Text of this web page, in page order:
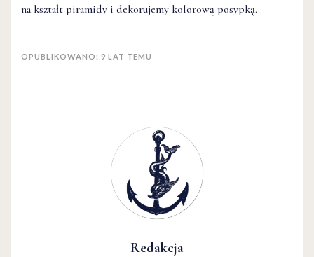
Redakcja
na kształt piramidy i dekorujemy kolorową posypką.
OPUBLIKOWANO: 9 LAT TEMU